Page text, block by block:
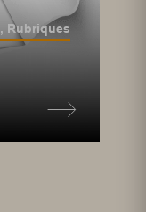
, Rubriques